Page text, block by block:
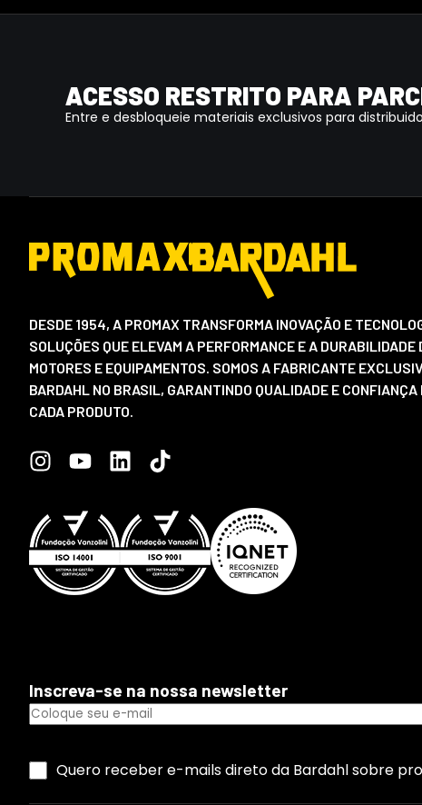
ACESSO RESTRITO PARA
Entre e desbloqueie materiais exclusivos para
DESDE 1954, A PROMAX TRANSFORMA INOVAÇÃO E
SOLUÇÕES QUE ELEVAM A PERFORMANCE E A DURABILIDADE
MOTORES E EQUIPAMENTOS. SOMOS A FABRICANTE
BARDAHL NO BRASIL, GARANTINDO QUALIDADE E CONFIANÇA
CADA PRODUTO.
Inscreva-se na nossa newsletter
Quero receber e-mails direto da Bardahl sobre